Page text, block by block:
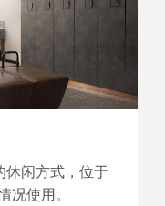
休闲方式，位于
使用。